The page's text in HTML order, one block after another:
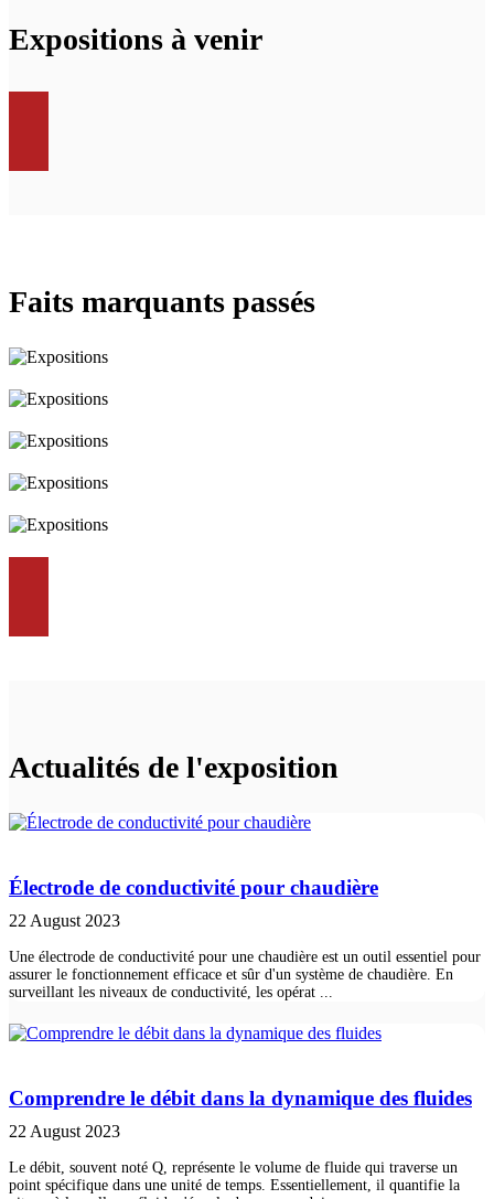
Expositions à venir
Faits marquants passés
Actualités de l'exposition
Électrode de conductivité pour chaudière
22 August 2023
Une électrode de conductivité pour une chaudière est un outil essentiel pour
assurer le fonctionnement efficace et sûr d'un système de chaudière. En
surveillant les niveaux de conductivité, les opérat ...
Comprendre le débit dans la dynamique des fluides
22 August 2023
Le débit, souvent noté Q, représente le volume de fluide qui traverse un
point spécifique dans une unité de temps. Essentiellement, il quantifie la